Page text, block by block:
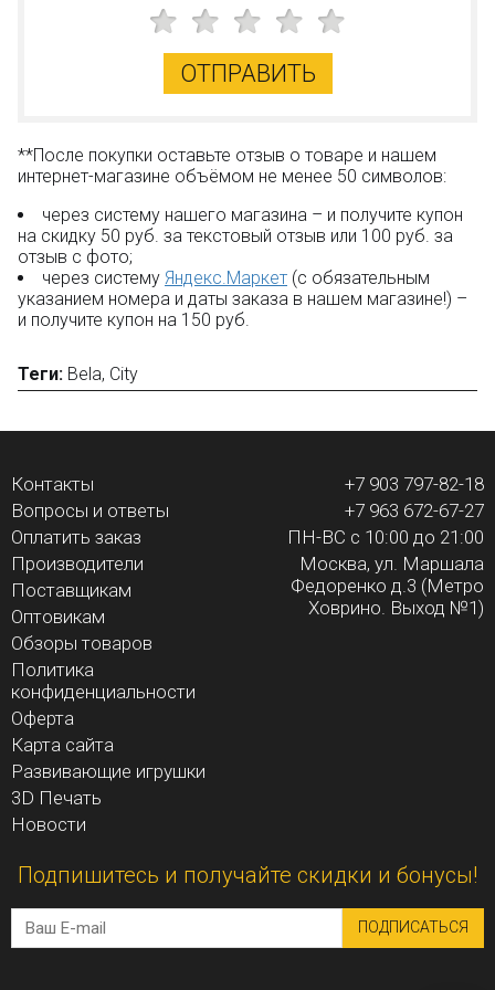
Новые акции и конкурсы каждый месяц;
Качественные конструкторы и другие игрушки по
ОТПРАВИТЬ
**После покупки оставьте отзыв о товаре и нашем
интернет-магазине объёмом не менее 50 символов:
через систему нашего магазина – и получите купон
на скидку 50 руб. за текстовый отзыв или 100 руб. за
отзыв с фото;
через систему Яндекс.Маркет (с обязательным
указанием номера и даты заказа в нашем магазине!) –
и получите купон на 150 руб.
Теги: Bela, City
Контакты
Вопросы и ответы
Оплатить заказ
Производители
Поставщикам
Оптовикам
Обзоры товаров
Политика
конфиденциальности
Оферта
Карта сайта
Развивающие игрушки
3D Печать
Новости
+7 903 797-82-18
+7 963 672-67-27
ПН-ВС с 10:00 до 21:00
Москва, ул. Маршала
Федоренко д.3 (Метро
Ховрино. Выход №1)
Подпишитесь и получайте скидки и бонусы!
ПОДПИСАТЬСЯ